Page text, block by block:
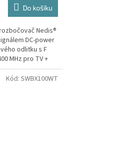
Do košíku
Nedis®
DC-power
odlitku s F
MHz pro TV +
Kód: SWBX100WT